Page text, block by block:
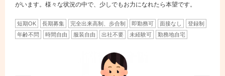
がいます。様々な状況の中で、少しでもお力になれたら本望です。
短期OK 長期募集 完全出来高制、歩合制 即勤務可 面接なし
登録制
年齢不問
時間自由 服装自由 出社不要 未経験可 勤務地自宅